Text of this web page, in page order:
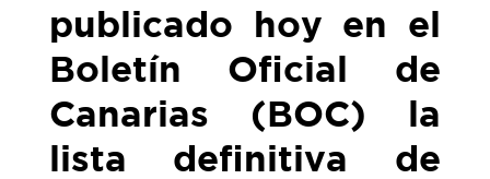
publicado hoy en el
Boletín Oficial de
Canarias (BOC) la
lista definitiva de